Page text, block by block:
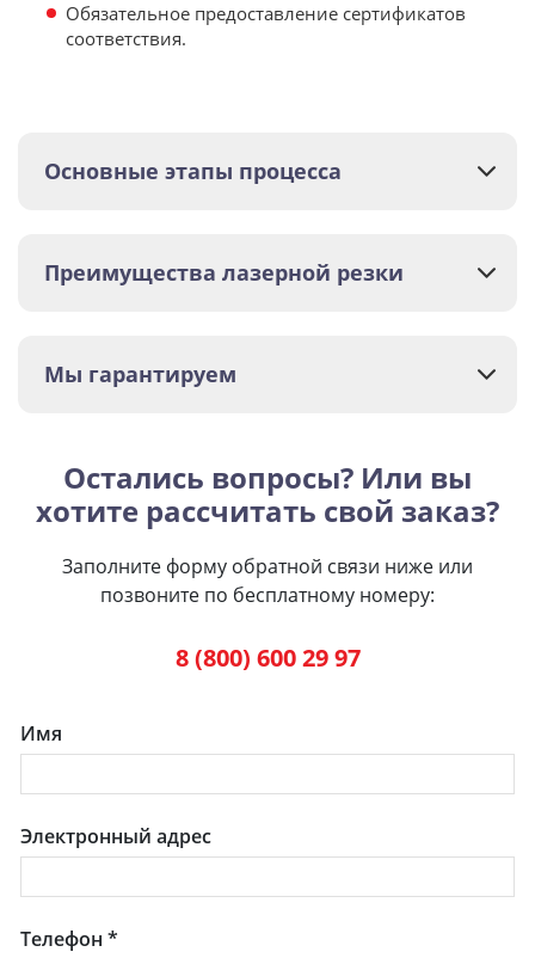
Обязательное предоставление сертификатов
соответствия.
Основные этапы процесса
Преимущества лазерной резки
Мы гарантируем
Остались вопросы? Или вы
хотите рассчитать свой заказ?
Заполните форму обратной связи ниже или
позвоните по бесплатному номеру:
8 (800) 600 29 97
Имя
Электронный адрес
Телефон*